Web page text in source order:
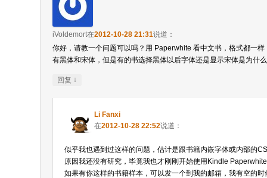
iVoldemort在2012-10-28 21:31说道：
你好，请教一个问题可以吗？用 Paperwhite 看中文书，格式都一
有黑体和宋体，但是有的书选择黑体以后字体还是显示宋体是为什
回复 ↓
Li Fanxi
在2012-10-28 22:52说道：
似乎我也遇到过这样的问题，估计是跟书籍内嵌字体或内部的
原因我还没有研究，毕竟我也才刚刚开始使用Kindle
如果有你这样的书籍样本，可以发一个到我的邮箱，我有空的